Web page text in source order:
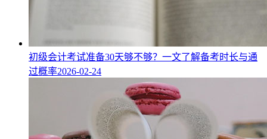
初级会计考试准备30天够不够？一文了解备考时长与通
过概率2026-02-24